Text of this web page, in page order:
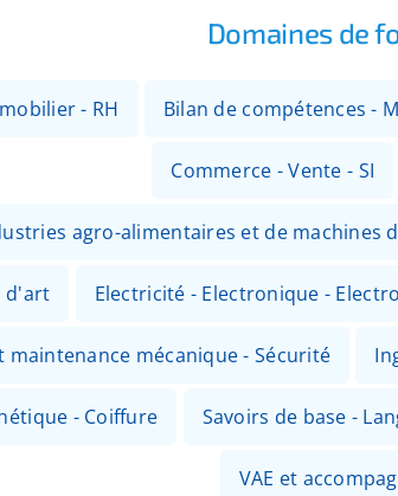
Domaines de
- RH Bilan de compétences -
Commerce - Vente - SI
agro-alimentaires et de
d'art Electricité - Electronique -
mécanique - Sécurité
- Coiffure Savoirs de base -
VAE et